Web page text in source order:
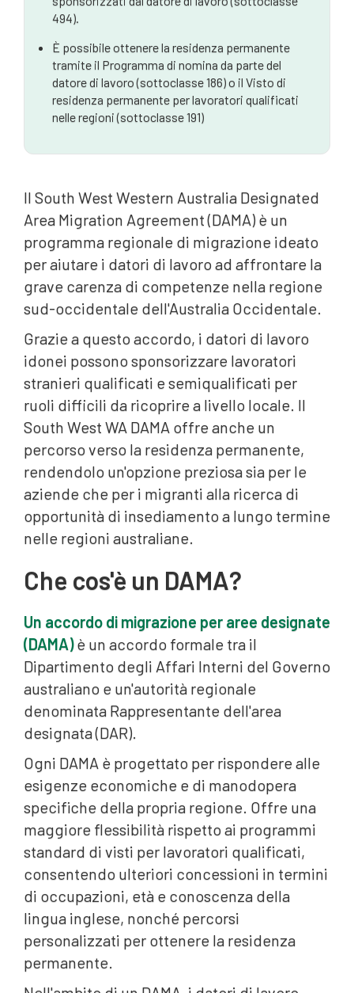
494).
È possibile ottenere la residenza permanente
tramite il Programma di nomina da parte del
datore di lavoro (sottoclasse 186) o il Visto di
residenza permanente per lavoratori qualificati
nelle regioni (sottoclasse 191)
Il South West Western Australia Designated
Area Migration Agreement (DAMA) è un
programma regionale di migrazione ideato
per aiutare i datori di lavoro ad affrontare la
grave carenza di competenze nella regione
sud-occidentale dell'Australia Occidentale.
Grazie a questo accordo, i datori di lavoro
idonei possono sponsorizzare lavoratori
stranieri qualificati e semiqualificati per
ruoli difficili da ricoprire a livello locale. Il
South West WA DAMA offre anche un
percorso verso la residenza permanente,
rendendolo un'opzione preziosa sia per le
aziende che per i migranti alla ricerca di
opportunità di insediamento a lungo termine
nelle regioni australiane.
Che cos'è un DAMA?
Un accordo di migrazione per aree designate
(DAMA)è un accordo formale tra il
Dipartimento degli Affari Interni del Governo
australiano e un'autorità regionale
denominata Rappresentante dell'area
designata (DAR).
Ogni DAMA è progettato per rispondere alle
esigenze economiche e di manodopera
specifiche della propria regione. Offre una
maggiore flessibilità rispetto ai programmi
standard di visti per lavoratori qualificati,
consentendo ulteriori concessioni in termini
di occupazioni, età e conoscenza della
lingua inglese, nonché percorsi
personalizzati per ottenere la residenza
permanente.